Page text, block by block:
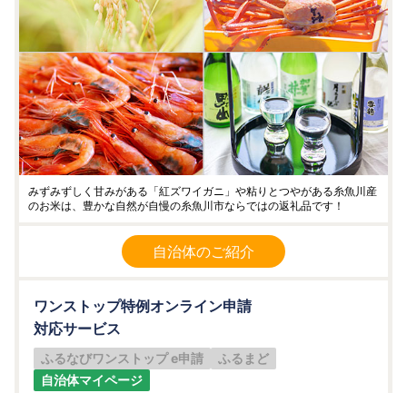
みずみずしく甘みがある「紅ズワイガニ」や粘りとつやがある糸魚川産
のお米は、豊かな自然が自慢の糸魚川市ならではの返礼品です！
自治体のご紹介
ワンストップ特例オンライン申請
対応サービス
ふるなびワンストップ e申請
ふるまど
自治体マイページ